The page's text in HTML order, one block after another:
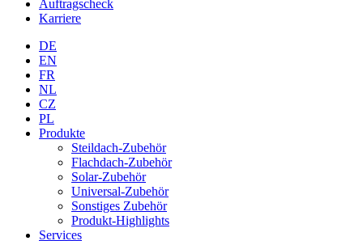
Auftragscheck
Karriere
DE
EN
FR
NL
CZ
PL
Produkte
Steildach-Zubehör
Flachdach-Zubehör
Solar-Zubehör
Universal-Zubehör
Sonstiges Zubehör
Produkt-Highlights
Services